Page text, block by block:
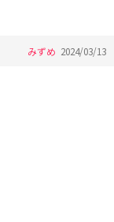
みずめ 2024/03/13